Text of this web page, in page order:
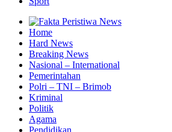
Home
Hard News
Breaking News
Nasional – International
Pemerintahan
Polri – TNI – Brimob
Kriminal
Politik
Agama
Pendidikan